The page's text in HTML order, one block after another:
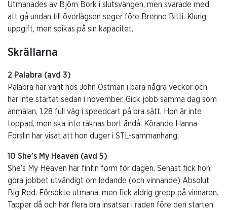
Utmanades av Björn Bork i slutsvängen, men svarade med
att gå undan till överlägsen seger före Brenne Bitti. Klurig
uppgift, men spikas på sin kapacitet.
Skrällarna
2 Palabra (avd 3)
Palabra har varit hos John Östman i bara några veckor och
har inte startat sedan i november. Gick jobb samma dag som
anmälan, 1.28 full väg i speedcart på bra sätt. Hon är inte
toppad, men ska inte räknas bort ändå. Körande Hanna
Forslin har visat att hon duger i STL-sammanhang.
10 She’s My Heaven (avd 5)
She’s My Heaven har finfin form för dagen. Senast fick hon
göra jobbet utvändigt om ledande (och vinnande) Absolut
Big Red. Försökte utmana, men fick aldrig grepp på vinnaren.
Tapper då och har flera bra insatser i raden före den starten